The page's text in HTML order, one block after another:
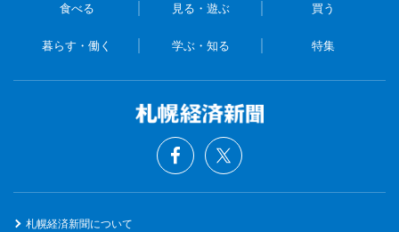
食べる 見る・遊ぶ 買う
暮らす・働く 学ぶ・知る 特集
札幌経済新聞について